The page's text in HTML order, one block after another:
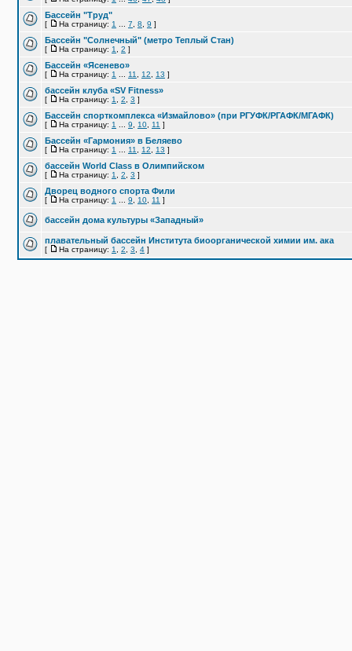
Бассейн "Труд"
[ На страницу: 1 7 8 9 ]
Бассейн "Солнечный" (метро Теплый Стан)
[ На страницу: 1 2 ]
Бассейн «Ясенево»
[ На страницу: 1 11 12 13 ]
бассейн клуба «SV Fitness»
[ На страницу: 1 2 3 ]
Бассейн спорткомплекса «Измайлово» (при РГУФК/РГАФК/МГАФК)
[ На страницу: 1 9 10 11 ]
Бассейн «Гармония» в Беляево
[ На страницу: 1 11 12 13 ]
бассейн World Class в Олимпийском
[ На страницу: 1 2 3 ]
Дворец водного спорта Фили
[ На страницу: 1 9 10 11 ]
бассейн дома культуры «Западный»
плавательный бассейн Института биоорганической химии им. ака
[ На страницу: 1 2 3 4 ]